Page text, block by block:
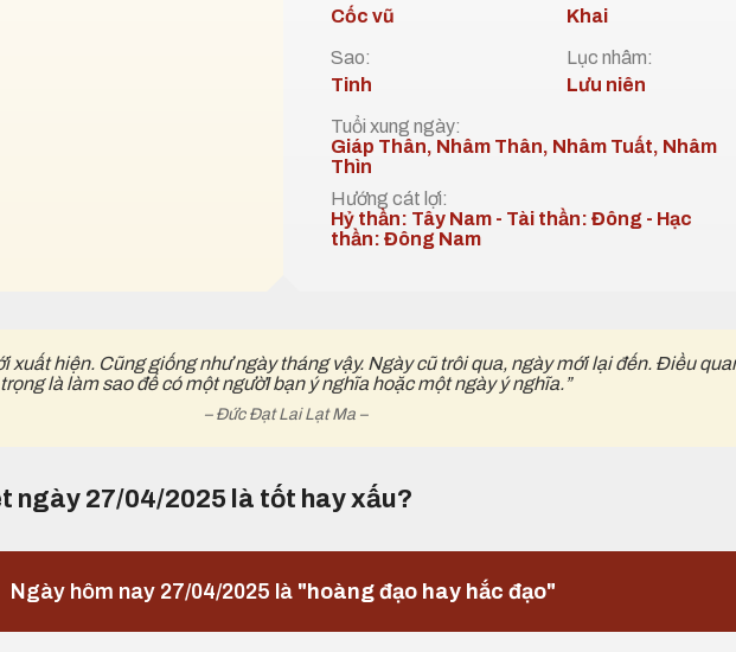
Cốc vũ
Khai
Sao:
Tinh
Lục nhâm:
Lưu niên
Tuổi xung ngày:
Giáp Thân, Nhâm Thân, Nhâm Tuất, Nhâm
Thìn
Hướng cát lợi:
Hỷ thần: Tây Nam - Tài thần: Đông - Hạc
thần: Đông Nam
xuất hiện. Cũng giống như ngày tháng vậy. Ngày cũ trôi qua, ngày mới lại đến. Điều
trọng là làm sao để có một ngườI bạn ý nghĩa hoặc một ngày ý nghĩa.”
– Đức Đạt Lai Lạt Ma –
ngày 27/04/2025 là tốt hay xấu?
Ngày hôm nay 27/04/2025 là "hoàng đạo hay hắc đạo"